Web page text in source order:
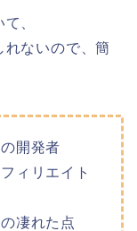
、
れないので、簡
開発者
ィリエイト
凄れた点